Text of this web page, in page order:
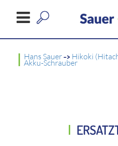
Hans Sauer-> Hikoki
Akku-Schrauber